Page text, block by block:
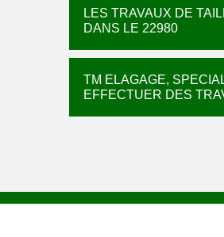
LES TRAVAUX DE
DANS LE 22980
TM ELAGAGE,
EFFECTUER DES